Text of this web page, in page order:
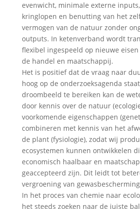
evenwicht, minimale externe
kringlopen en benutting van het
vermogen van de natuur zonder
outputs. In ketenverband wordt
flexibel ingespeeld op nieuwe
de handel en maatschappij.
Het is positief dat de vraag naar
hoog op de onderzoeksagenda
droombeeld te bereiken kan de
door kennis over de natuur
voorkomende eigenschappen
combineren met kennis van het
de plant (fysiologie), zodat wij
ecosystemen kunnen ontwikkelen
economisch haalbaar en
geaccepteerd zijn. Dit leidt tot
vergroening van
In het proces van chemie naar
het steeds zoeken naar de juiste